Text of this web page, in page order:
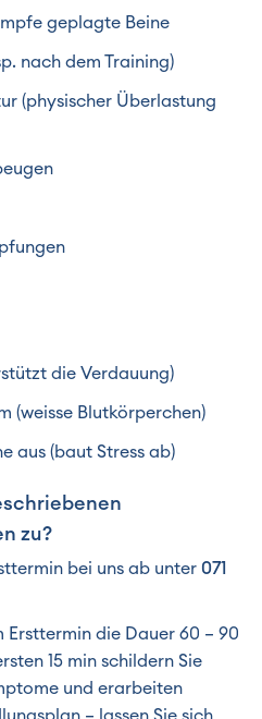
geplagte Beine
nach dem Training)
(physischer Überlastung
die Verdauung)
(weisse Blutkörperchen)
aus (baut Stress ab)
zu?
bei uns ab unter 071
Ersttermin die Dauer 60 – 90
15 min schildern Sie
und erarbeiten